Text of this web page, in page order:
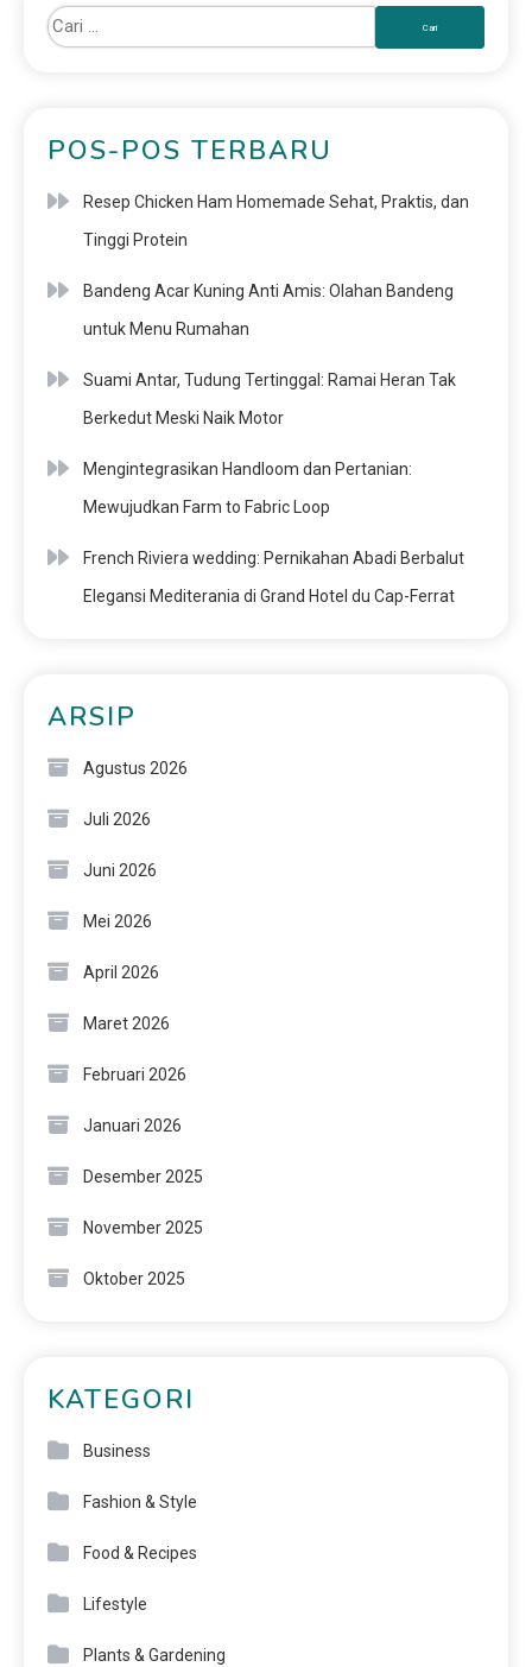
POS-POS TERBARU
Resep Chicken Ham Homemade Sehat, Praktis, dan
Tinggi Protein
Bandeng Acar Kuning Anti Amis: Olahan Bandeng
untuk Menu Rumahan
Suami Antar, Tudung Tertinggal: Ramai Heran Tak
Berkedut Meski Naik Motor
Mengintegrasikan Handloom dan Pertanian:
Mewujudkan Farm to Fabric Loop
French Riviera wedding: Pernikahan Abadi Berbalut
Elegansi Mediterania di Grand Hotel du Cap-Ferrat
ARSIP
Agustus 2026
Juli 2026
Juni 2026
Mei 2026
April 2026
Maret 2026
Februari 2026
Januari 2026
Desember 2025
November 2025
Oktober 2025
KATEGORI
Business
Fashion & Style
Food & Recipes
Lifestyle
Plants & Gardening